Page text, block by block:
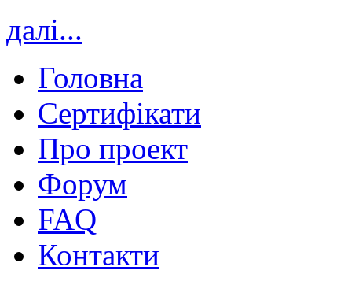
далі...
Головна
Сертифікати
Про проект
Форум
FAQ
Контакти